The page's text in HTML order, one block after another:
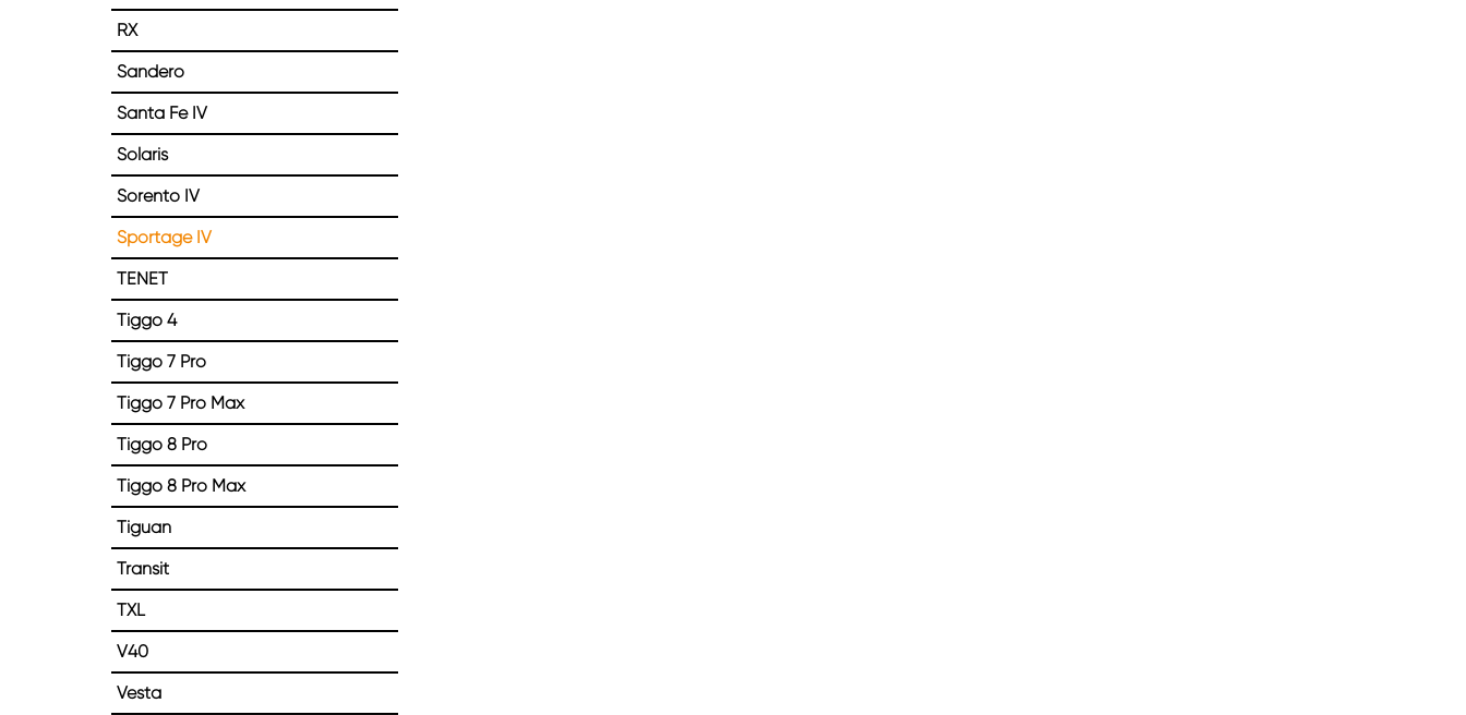
RX
Sandero
Santa Fe IV
Solaris
Sorento IV
Sportage IV
TENET
Tiggo 4
Tiggo 7 Pro
Tiggo 7 Pro Max
Tiggo 8 Pro
Tiggo 8 Pro Max
Tiguan
Transit
TXL
V40
Vesta